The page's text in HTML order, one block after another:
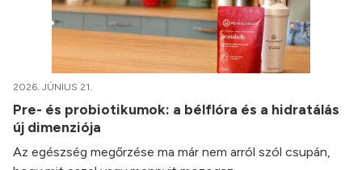
2026. JÚNIUS 21.
Pre- és probiotikumok: a bélflóra és a hidratálás
új dimenziója
Az egészség megőrzése ma már nem arról szól csupán,